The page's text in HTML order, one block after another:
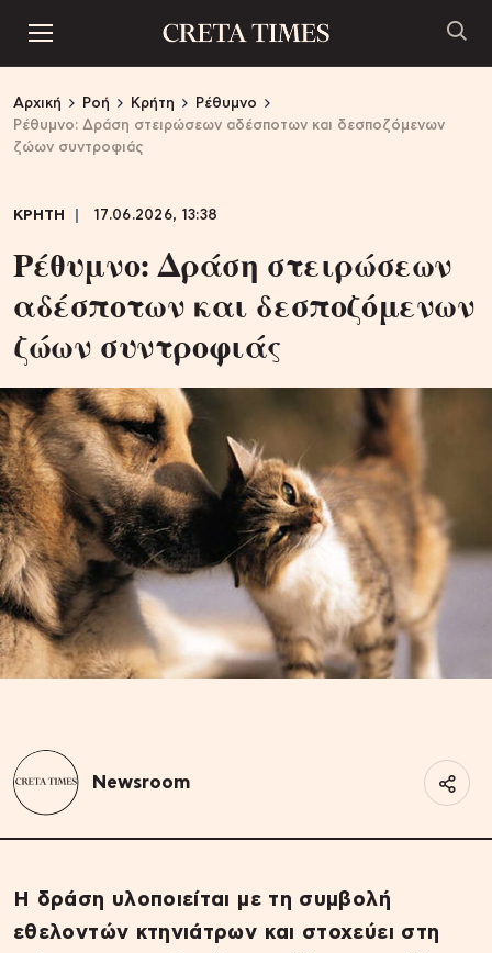
Αρχική Ροή Κρήτη
Ρέθυμνο
Ρέθυμνο: Δράση στειρώσεων αδέσποτων και δεσποζόμενων
ζώων συντροφιάς
ΚΡΗΤΗ 17.06.2026, 13:38
Ρέθυμνο: Δράση στειρώσεων
αδέσποτων και δεσποζόμενων
ζώων συντροφιάς
Newsroom
Η δράση υλοποιείται με τη συμβολή
εθελοντών κτηνιάτρων και στοχεύει στη